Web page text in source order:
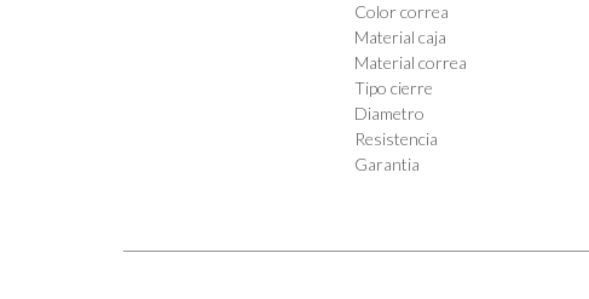
Color correa
Material caja
Material correa
Tipo cierre
Diametro
Resistencia
Garantia